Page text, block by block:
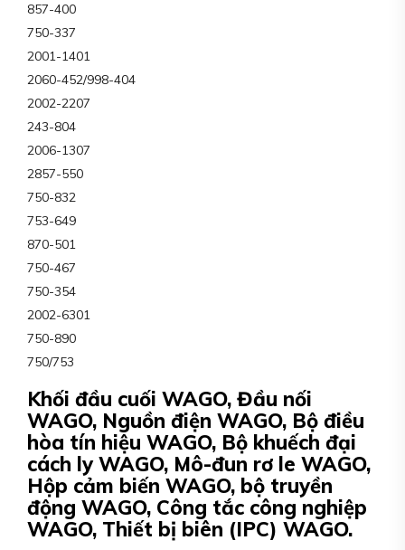
857-400
750-337
2001-1401
2060-452/998-404
2002-2207
243-804
2006-1307
2857-550
750-832
753-649
870-501
750-467
750-354
2002-6301
750-890
750/753
Khối đầu cuối WAGO, Đầu nối
WAGO, Nguồn điện WAGO, Bộ điều
hòa tín hiệu WAGO, Bộ khuếch đại
cách ly WAGO, Mô-đun rơ le WAGO,
Hộp cảm biến WAGO, bộ truyền
động WAGO, Công tắc công nghiệp
WAGO, Thiết bị biên (IPC) WAGO.